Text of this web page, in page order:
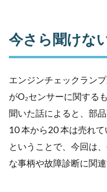
診
整
の
ス
メ
1.1
今さ
ら聞
今さら聞けな
エンジンチェックラン
がO₂センサーに関する
聞いた話によると、部
10 本から20 本は売れて
ということで、今回は
な事柄や故障診断に関